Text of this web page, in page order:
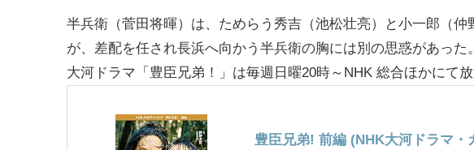
半兵衛（菅田将暉）は、ためらう秀吉（池松壮亮）と小一郎（
が、差配を任され長浜へ向かう半兵衛の胸には別の思惑があった。
大河ドラマ「豊臣兄弟！」は毎週日曜20時～NHK 総合ほかにて放
豊臣兄弟! 前編 (NHK大河ドラマ・